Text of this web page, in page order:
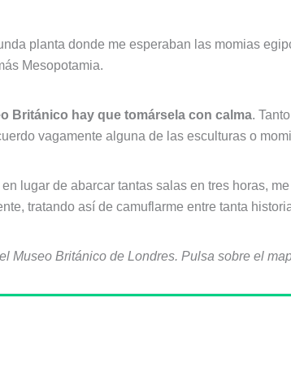
planta donde me esperaban las momias
Mesopotamia.
Británico hay que tomársela con calma.
vagamente alguna de las esculturas o
lugar de abarcar tantas salas en tres horas,
tratando así de camuflarme entre tanta
Museo Británico de Londres. Pulsa sobre el